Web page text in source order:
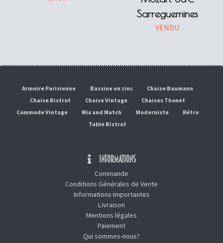
Sarreguemines
VENDU
Armoire Parisienne Bassine en zinc
Chaise Baumann
Chaise Bistrot
Chaise Vintage
Chaises Thonet
Commode Vintage
Mix and Match Moderniste
Rétro
Table Bistrot
INFORMATIONS
Commande
Conditions Générales de Vente
Informations importantes
Livraison
Mentions légales
Paiement
Qui sommes-nous?